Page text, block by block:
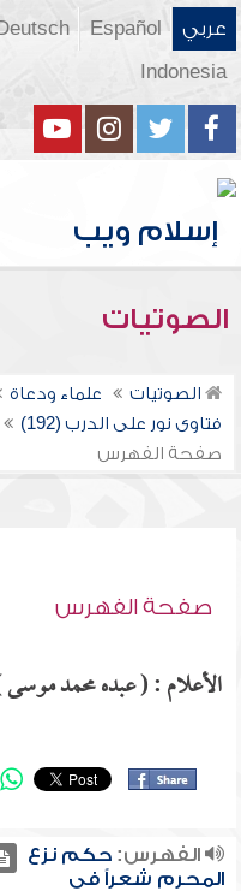
عربي Español
Indonesia
الصوتيات
الصوتيات علماء ودعاة
فتاوى نور على الدرب (192)
صفحة الفهرس
صفحة الفهرس
الأعلام : ( عبده محمد موسى
الفهرس:حكم نزع
المحرم شعراً في